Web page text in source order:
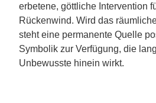
erbetene, göttliche Intervention
Rückenwind. Wird das
steht eine permanente Quelle
Symbolik zur Verfügung, die
Unbewusste hinein wirkt.